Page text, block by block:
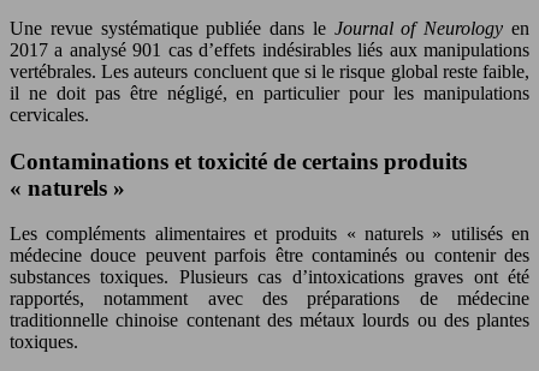
Une revue systématique publiée dans le Journal of Neurologyen
2017 a analysé 901 cas d’effets indésirables liés aux manipulations
vertébrales. Les auteurs concluent que si le risque global reste faible,
il ne doit pas être négligé, en particulier pour les manipulations
cervicales.
Contaminations et toxicité de certains produits
« naturels »
Les compléments alimentaires et produits « naturels » utilisés en
médecine douce peuvent parfois être contaminés ou contenir des
substances toxiques. Plusieurs cas d’intoxications graves ont été
rapportés, notamment avec des préparations de médecine
traditionnelle chinoise contenant des métaux lourds ou des plantes
toxiques.